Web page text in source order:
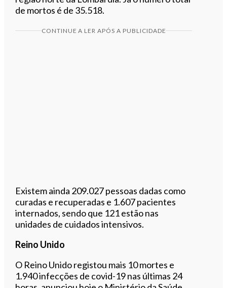
de mortos é de 35.518.
CONTINUE A LER APÓS A PUBLICIDADE
Existem ainda 209.027 pessoas dadas como
curadas e recuperadas e 1.607 pacientes
internados, sendo que 121 estão nas
unidades de cuidados intensivos.
Reino Unido
O Reino Unido registou mais 10 mortes e
1.940 infecções de covid-19 nas últimas 24